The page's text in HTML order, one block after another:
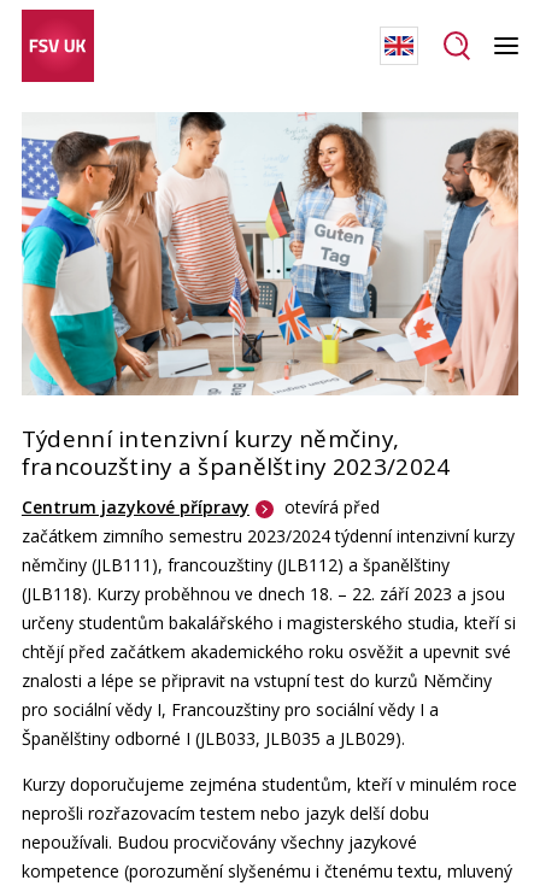
Týdenní intenzivní kurzy němčiny,
francouzštiny a španělštiny 2023/2024
Centrum jazykové přípravy
otevírá před
začátkem zimního semestru 2023/2024 týdenní intenzivní kurzy
němčiny (JLB111), francouzštiny (JLB112) a španělštiny
(JLB118). Kurzy proběhnou ve dnech 18. – 22. září 2023 a jsou
určeny studentům bakalářského i magisterského studia, kteří si
chtějí před začátkem akademického roku osvěžit a upevnit své
znalosti a lépe se připravit na vstupní test do kurzů Němčiny
pro sociální vědy I, Francouzštiny pro sociální vědy I a
Španělštiny odborné I (JLB033, JLB035 a JLB029).
Kurzy doporučujeme zejména studentům, kteří v minulém roce
neprošli rozřazovacím testem nebo jazyk delší dobu
nepoužívali. Budou procvičovány všechny jazykové
kompetence (porozumění slyšenému i čtenému textu, mluvený